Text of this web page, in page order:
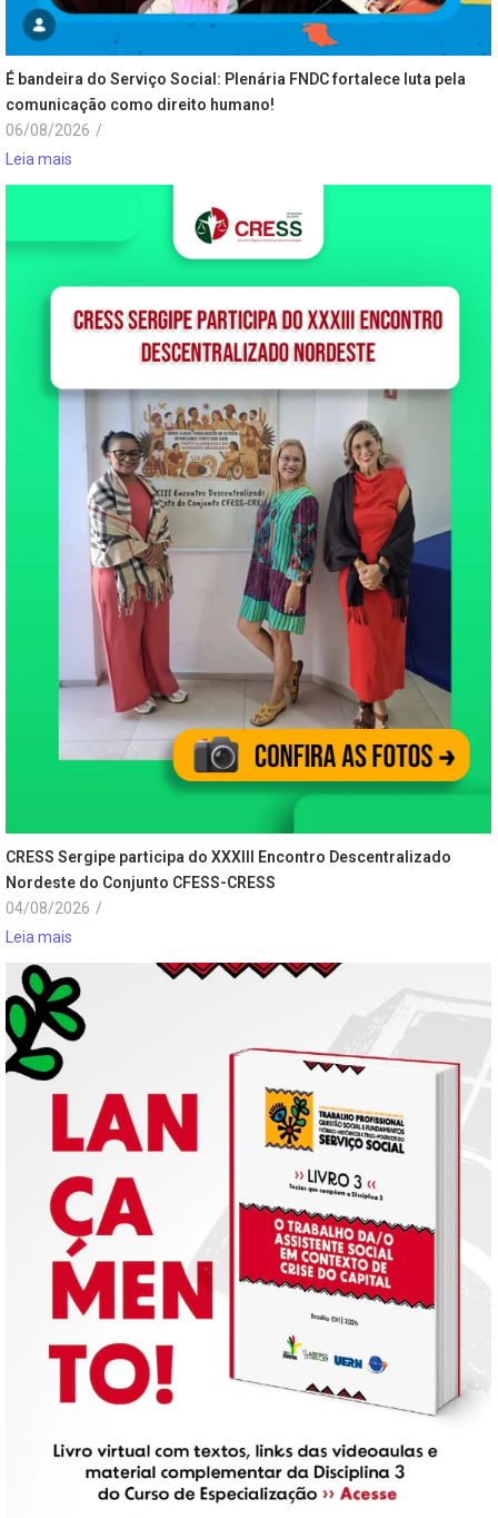
É bandeira do Serviço Social: Plenária FNDC fortalece luta pela
comunicação como direito humano!
06/08/2026 /
Leia mais
CRESS Sergipe participa do XXXIII Encontro Descentralizado
Nordeste do Conjunto CFESS-CRESS
04/08/2026 /
Leia mais